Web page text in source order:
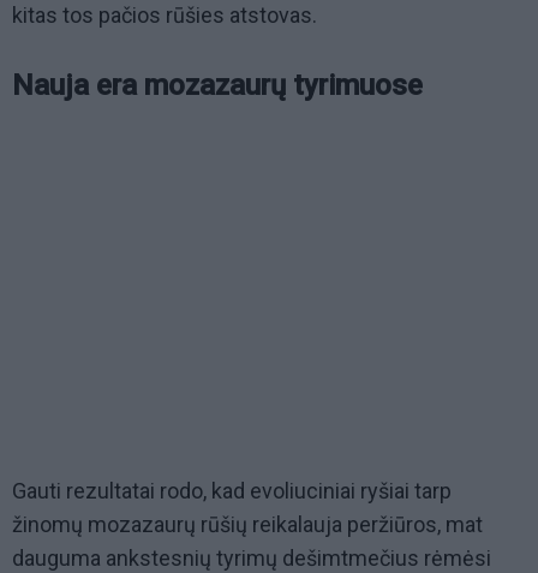
kitas tos pačios rūšies atstovas.
Nauja era mozazaurų tyrimuose
Gauti rezultatai rodo, kad evoliuciniai ryšiai tarp
žinomų mozazaurų rūšių reikalauja peržiūros, mat
dauguma ankstesnių tyrimų dešimtmečius rėmėsi